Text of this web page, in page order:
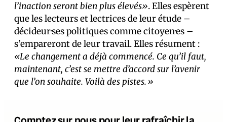
l’inaction seront bien plus élevés». Elles espèrent
que les lecteurs et lectrices de leur étude –
décideur·ses politiques comme citoyen·es –
s’empareront de leur travail. Elles résument :
«Le changement a déjà commencé. Ce qu’il faut,
maintenant, c’est se mettre d’accord sur l’avenir
que l’on souhaite. Voilà des pistes.»